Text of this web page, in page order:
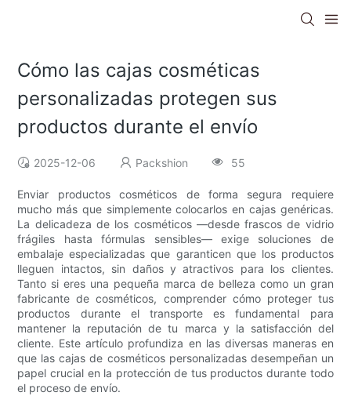
Cómo las cajas cosméticas
personalizadas protegen sus
productos durante el envío
2025-12-06 Packshion 55
Enviar productos cosméticos de forma segura requiere
mucho más que simplemente colocarlos en cajas genéricas.
La delicadeza de los cosméticos —desde frascos de vidrio
frágiles hasta fórmulas sensibles— exige soluciones de
embalaje especializadas que garanticen que los productos
lleguen intactos, sin daños y atractivos para los clientes.
Tanto si eres una pequeña marca de belleza como un gran
fabricante de cosméticos, comprender cómo proteger tus
productos durante el transporte es fundamental para
mantener la reputación de tu marca y la satisfacción del
cliente. Este artículo profundiza en las diversas maneras en
que las cajas de cosméticos personalizadas desempeñan un
papel crucial en la protección de tus productos durante todo
el proceso de envío.